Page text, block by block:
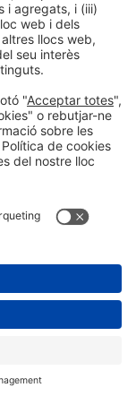
Política de cookies